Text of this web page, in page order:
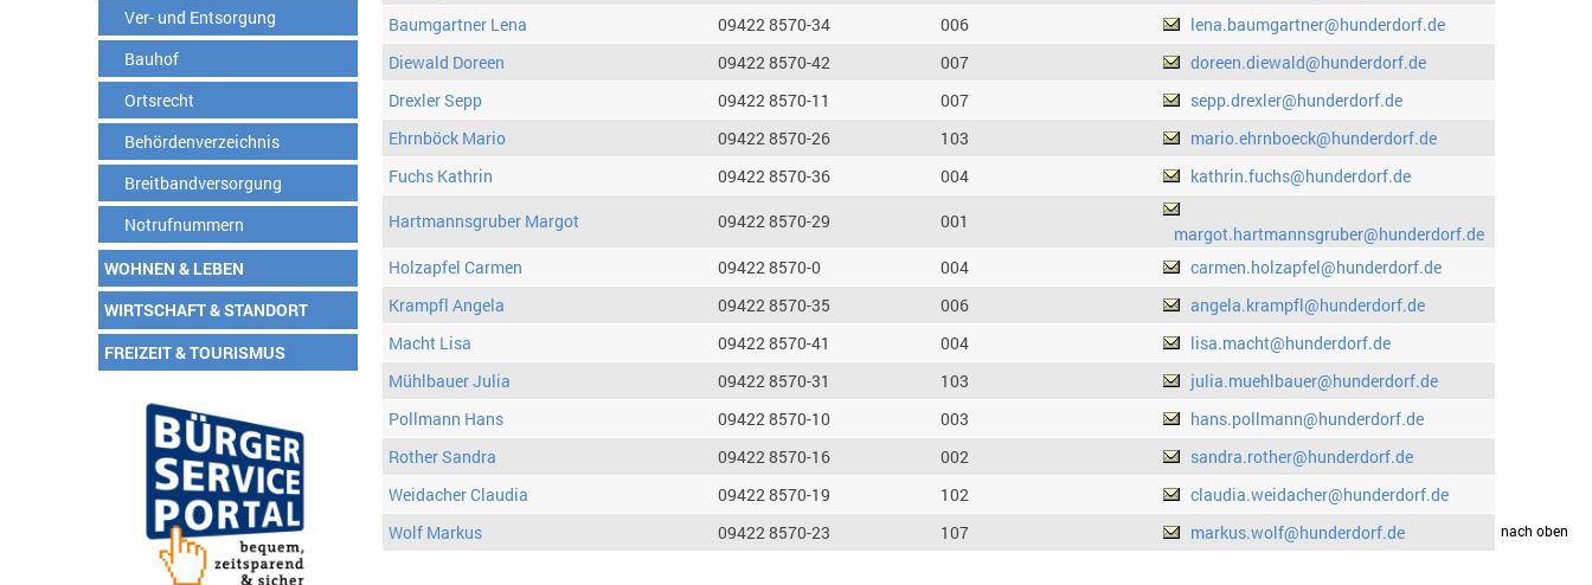
Ver- und Entsorgung
Bauhof
Ortsrecht
Behördenverzeichnis
Breitbandversorgung
Notrufnummern
WOHNEN & LEBEN
WIRTSCHAFT & STANDORT
FREIZEIT & TOURISMUS
Baumgartner Lena
09422 8570-34 006
lena.baumgartner@hunderdorf.de
Diewald Doreen
09422 8570-42 007
doreen.diewald@hunderdorf.de
Drexler Sepp
09422 8570-11 007
sepp.drexler@hunderdorf.de
Ehrnböck Mario
09422 8570-26 103
mario.ehrnboeck@hunderdorf.de
Fuchs Kathrin
09422 8570-36 004
kathrin.fuchs@hunderdorf.de
Hartmannsgruber Margot
09422 8570-29 001
margot.hartmannsgruber@hunderdorf.de
Holzapfel Carmen
09422 8570-0 004
carmen.holzapfel@hunderdorf.de
Krampfl Angela
09422 8570-35 006
angela.krampfl@hunderdorf.de
Macht Lisa
09422 8570-41 004
lisa.macht@hunderdorf.de
Mühlbauer Julia
09422 8570-31 103
julia.muehlbauer@hunderdorf.de
Pollmann Hans
09422 8570-10 003
hans.pollmann@hunderdorf.de
Rother Sandra
09422 8570-16 002
sandra.rother@hunderdorf.de
Weidacher Claudia
09422 8570-19 102
claudia.weidacher@hunderdorf.de
Wolf Markus
09422 8570-23 107 markus.wolf@hunderdorf.dedrucken nach oben